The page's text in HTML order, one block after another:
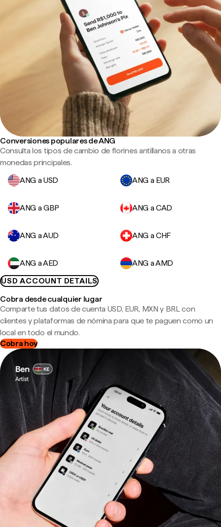
Conversiones populares de ANG
Consulta los tipos de cambio de florines antillanos a otras
monedas principales.
ANG a USD
ANG a EUR
ANG a GBP ANG a CAD
ANG a AUD ANG a CHF
ANG a AED
ANG a AMD
USD ACCOUNT DETAILS
Cobra desde cualquier lugar
Comparte tus datos de cuenta USD, EUR, MXN y BRL con
clientes y plataformas de nómina para que te paguen como un
local en todo el mundo.
Cobra hoy